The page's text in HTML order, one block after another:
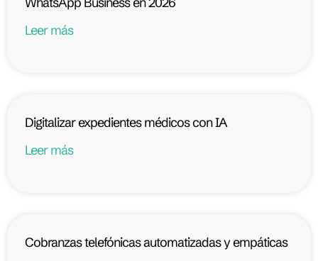
Leer más
Digitalizar expedientes médicos con IA
Leer más
Cobranzas telefónicas automatizadas y empáticas